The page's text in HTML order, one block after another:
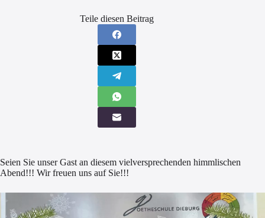
Teile diesen Beitrag
Seien Sie unser Gast an diesem vielversprechenden himmlischen
Abend!!! Wir freuen uns auf Sie!!!